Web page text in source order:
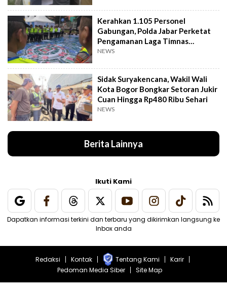
Kerahkan 1.105 Personel
Gabungan, Polda Jabar Perketat
Pengamanan Laga Timnas
Indonesia vs Vietnam
NEWS
Sidak Suryakencana, Wakil Wali
Kota Bogor Bongkar Setoran Jukir
Cuan Hingga Rp480 Ribu Sehari
NEWS
Berita Lainnya
Ikuti Kami
Dapatkan informasi terkini dan terbaru yang dikirimkan langsung ke
Inbox anda
Redaksi Kontak Tentang Kami
Karir
Pedoman Media Siber
Site Map